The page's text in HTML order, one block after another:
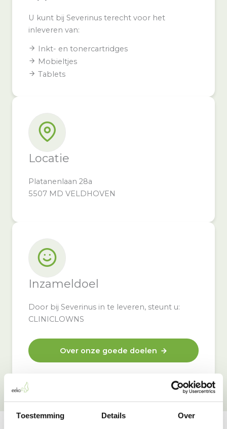
Toestemming Details Over
U kunt bij Severinus terecht voor het
inleveren van:
Inkt- en tonercartridges
Mobieltjes
Tablets
Locatie
Platanenlaan 28a
5507 MD VELDHOVEN
Inzameldoel
Door bij Severinus in te leveren, steunt u:
CLINICLOWNS
Over onze goede doelen